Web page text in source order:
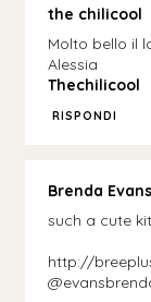
the chilicool
Molto bello il
Alessia
Thechilicool
RISPONDI
Brenda Evans
such a cute
http://